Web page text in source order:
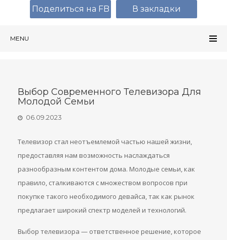
MENU
Выбор Современного Телевизора Для
Молодой Семьи
06.09.2023
Телевизор стал неотъемлемой частью нашей жизни,
предоставляя нам возможность наслаждаться
разнообразным контентом дома. Молодые семьи, как
правило, сталкиваются с множеством вопросов при
покупке такого необходимого девайса, так как рынок
предлагает широкий спектр моделей и технологий.
Выбор телевизора — ответственное решение, которое
Поделиться на FB В закладки